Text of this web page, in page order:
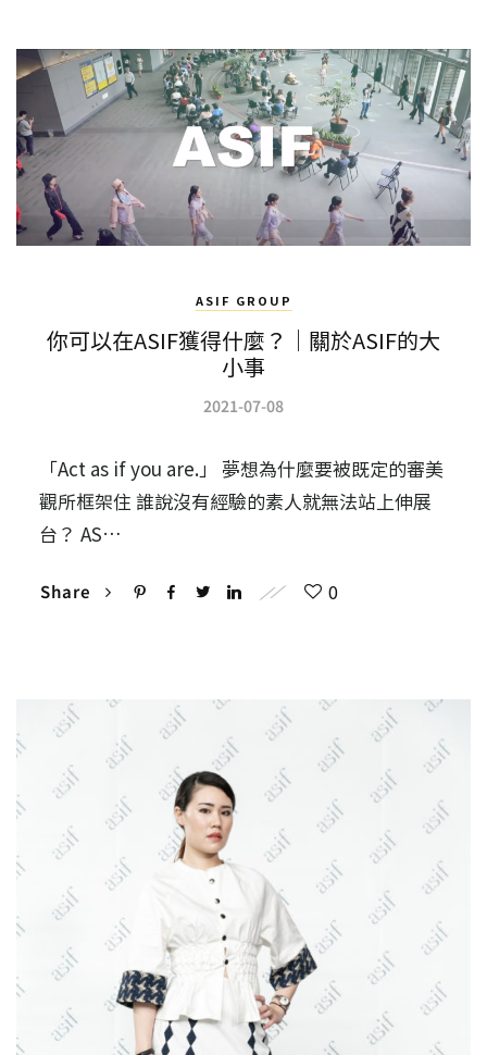
ASIF GROUP
你可以在ASIF獲得什麼？｜關於ASIF的大
小事
2021-07-08
「Act as if you are.」 夢想為什麼要被既定的審美
觀所框架住 誰說沒有經驗的素人就無法站上伸展
台？ AS…
Share 0